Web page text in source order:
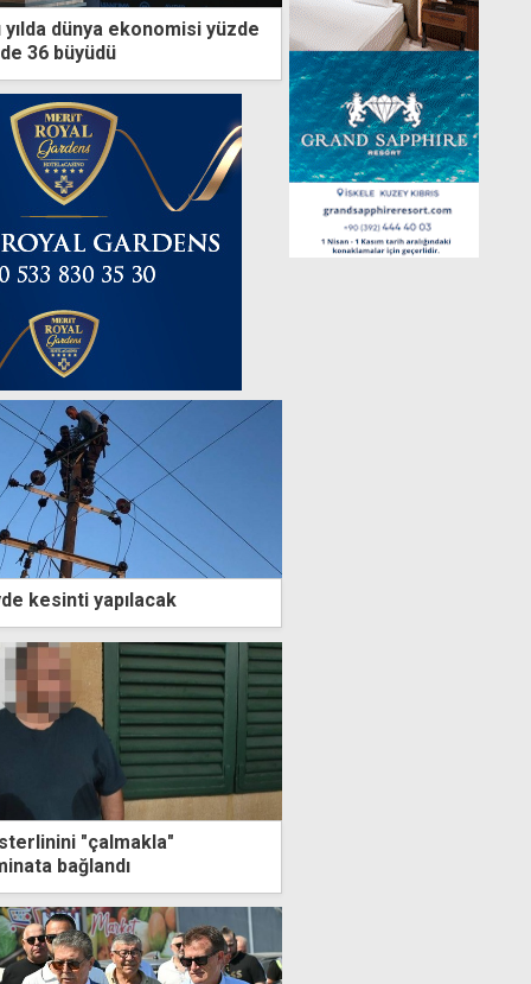
yılda dünya ekonomisi yüzde
36 büyüdü
kesinti yapılacak
"çalmakla"
bağlandı